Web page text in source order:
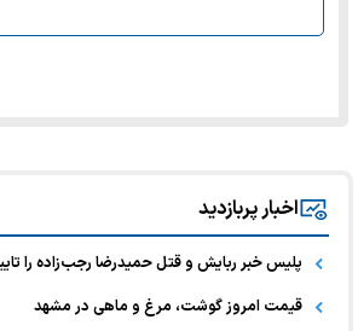
اخبار پربازدید
پلیس خبر ربایش و قتل حمیدرضا رجب‌زاده را
قیمت امروز گوشت، مرغ و ماهی در مشهد